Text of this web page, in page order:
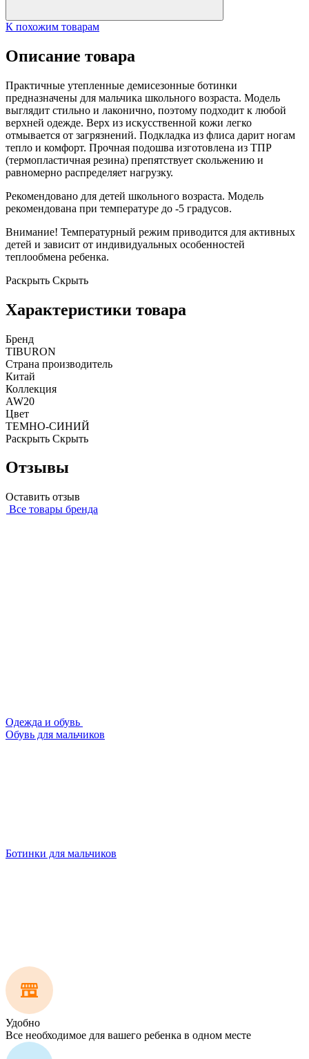
К похожим товарам
Описание товара
Практичные утепленные демисезонные ботинки
предназначены для мальчика школьного возраста. Модель
выглядит стильно и лаконично, поэтому подходит к любой
верхней одежде. Верх из искусственной кожи легко
отмывается от загрязнений. Подкладка из флиса дарит ногам
тепло и комфорт. Прочная подошва изготовлена из ТПР
(термопластичная резина) препятствует скольжению и
равномерно распределяет нагрузку.
Рекомендовано для детей школьного возраста. Модель
рекомендована при температуре до -5 градусов.
Внимание! Температурный режим приводится для активных
детей и зависит от индивидуальных особенностей
теплообмена ребенка.
Раскрыть Скрыть
Характеристики товара
Бренд
TIBURON
Страна производитель
Китай
Коллекция
AW20
Цвет
ТЕМНО-СИНИЙ
Раскрыть Скрыть
Отзывы
Оставить отзыв
Все товары бренда
Одежда и обувь
Обувь для мальчиков
Ботинки для мальчиков
Удобно
Все необходимое для вашего ребенка в одном месте